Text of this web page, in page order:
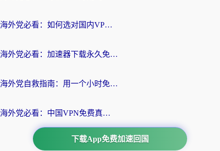
海外党必看：如何选对国内VPN，实现无缝访问国内资源？
海外党必看：加速器下载永久免费版真的存在吗？教你无缝访问国内资源的正确姿势
海外党自救指南：用一个小时免费加速器，轻松打破国内资源访问壁垒？
海外党必看：中国VPN免费真的靠谱吗？手把手教你选对回国加速器
下载App免费加速回国